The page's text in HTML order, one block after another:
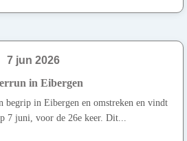
7 jun 2026
in Eibergen
begrip in Eibergen en omstreken en vindt
7 juni, voor de 26e keer. Dit...